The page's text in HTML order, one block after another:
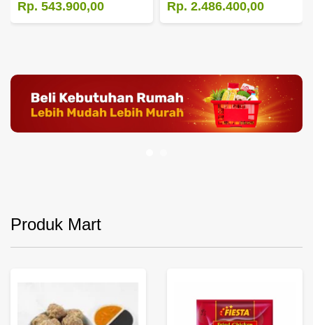
Rp. 543.900,00 Rp. 2.486.400,00
Produk Mart